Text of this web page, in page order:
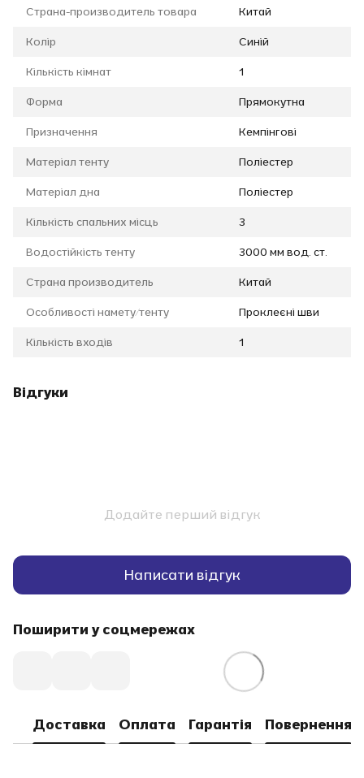
Страна-производитель товара Китай
Колір Синій
Кількість кімнат 1
Форма Прямокутна
Призначення Кемпінгові
Матеріал тенту Поліестер
Матеріал дна Поліестер
Кількість спальних місць 3
Водостійкість тенту 3000 мм вод. ст.
Страна производитель Китай
Особливості намету/тенту Проклеєні шви
Кількість входів 1
Відгуки
Додайте перший відгук
Написати відгук
Поширити у соцмережах
Доставка Оплата Гарантія Повернення